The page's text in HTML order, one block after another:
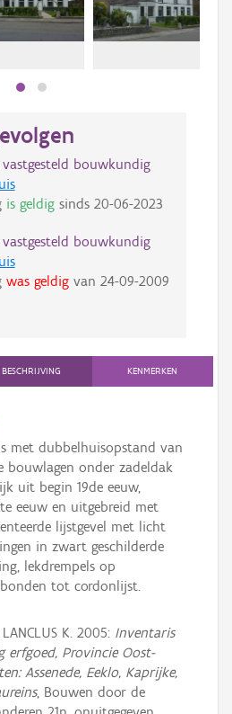
vastgesteld bouwkundig
is geldigsinds 20-06-2023
vastgesteld bouwkundig
was geldigvan 24-09-2009
BESCHRIJVING KENMERKEN
met dubbelhuisopstand van
bouwlagen onder zadeldak
uit begin 19de eeuw,
eeuw en uitgebreid met
lijstgevel met licht
in zwart geschilderde
lekdrempels op
tot cordonlijst.
K. 2005: Inventaris
Provincie Oost-
Assenede, Eeklo, Kaprijke,
, Bouwen door de